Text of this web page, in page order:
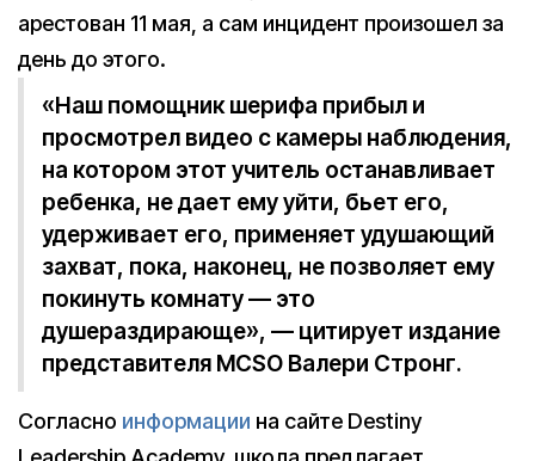
арестован 11 мая, а сам инцидент произошел за
день до этого.
«Наш помощник шерифа прибыл и
просмотрел видео с камеры наблюдения,
на котором этот учитель останавливает
ребенка, не дает ему уйти, бьет его,
удерживает его, применяет удушающий
захват, пока, наконец, не позволяет ему
покинуть комнату — это
душераздирающе», — цитирует издание
представителя MCSO Валери Стронг.
Согласно информации на сайте Destiny